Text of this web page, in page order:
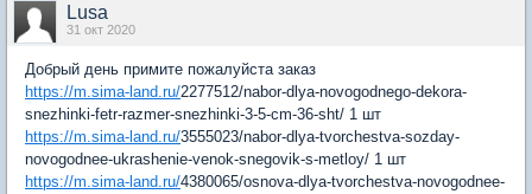
Lusa
31 окт 2020
Добрый день примите пожалуйста заказ
https://m.sima-land.ru/2277512/nabor-dlya-novogodnego-dekora-
snezhinki-fetr-razmer-snezhinki-3-5-cm-36-sht/ 1 шт
https://m.sima-land.ru/3555023/nabor-dlya-tvorchestva-sozday-
novogodnee-ukrashenie-venok-snegovik-s-metloy/ 1 шт
https://m.sima-land.ru/4380065/osnova-dlya-tvorchestva-novogodnee-